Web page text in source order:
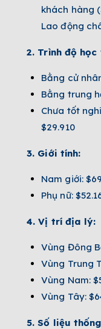
khách hàng
Lao động
2. Trình độ học
Bằng cử
Bằng trung
Chưa tốt
$29.910
3. Giới tính:
Nam giới:
Phụ nữ:
4. Vị trí địa lý:
Vùng Đông
Vùng Trung
Vùng Nam:
Vùng Tây:
5. Số liệu